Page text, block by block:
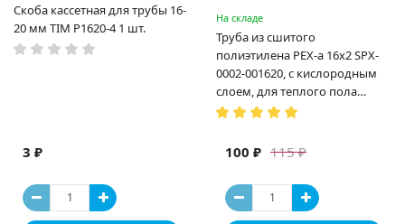
Скоба кассетная для трубы 16-
20 мм TIM P1620-4 1 шт.
3 ₽
На складе
Труба из сшитого
полиэтилена PEX-a 16х2 SPX-
0002-001620, с кислородным
слоем, для теплого пола
(Испания)
115 ₽
100 ₽